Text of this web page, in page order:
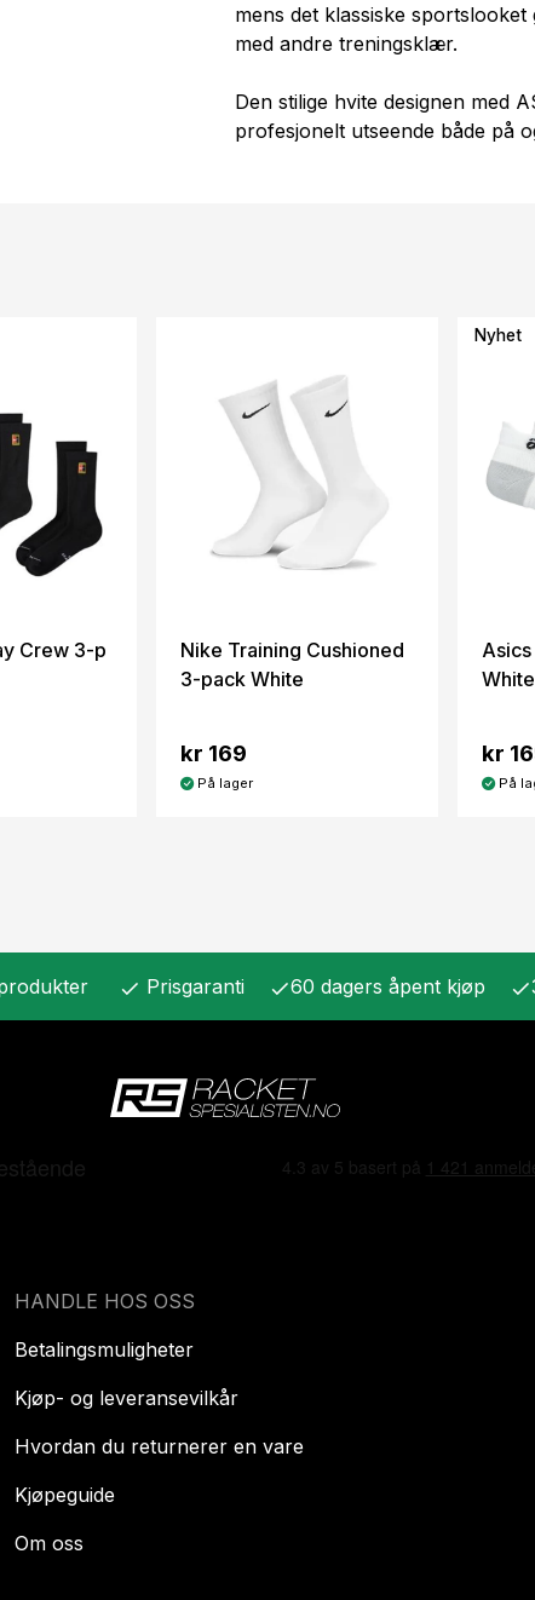
mens det klassiske
med andre treningsklær.
Den stilige hvite designen med
profesjonelt utseende både på
Crew 3-p
Nike Training Cushioned
3-pack White
kr 169
På lager
Nyhet
White
kr
På
check Prisgaranti check60 dagers åpent kjøp check
HANDLE HOS OSS
Betalingsmuligheter
Kjøp- og leveransevilkår
Hvordan du returnerer en vare
Kjøpeguide
Om oss